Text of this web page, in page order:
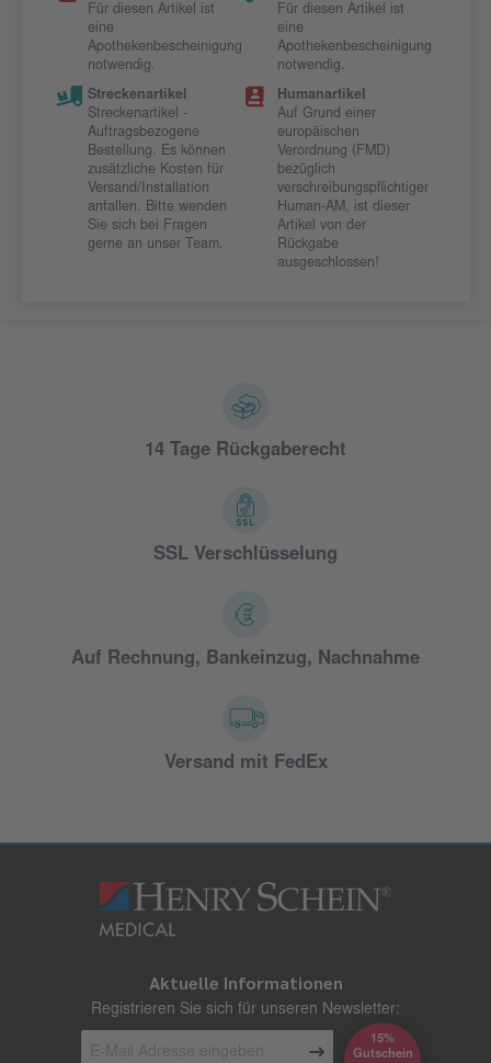
Für diesen Artikel ist
eine
Apothekenbescheinigung
notwendig.
Für diesen Artikel ist
eine
Apothekenbescheinigung
notwendig.
Streckenartikel
Streckenartikel -
Auftragsbezogene
Bestellung. Es können
zusätzliche Kosten für
Versand/Installation
anfallen. Bitte wenden
Sie sich bei Fragen
gerne an unser Team.
Humanartikel
Auf Grund einer
europäischen
Verordnung (FMD)
bezüglich
verschreibungspflichtiger
Human-AM, ist dieser
Artikel von der
Rückgabe
ausgeschlossen!
14 Tage Rückgaberecht
SSL Verschlüsselung
Auf Rechnung, Bankeinzug, Nachnahme
Versand mit FedEx
Aktuelle Informationen
Registrieren Sie sich für unseren Newsletter:
15%
Gutschein